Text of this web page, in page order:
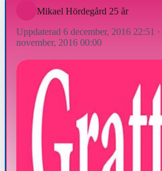
Mikael Hördegård 25 år
Uppdaterad 6 december, 2016 22:51 ·
november, 2016 00:00